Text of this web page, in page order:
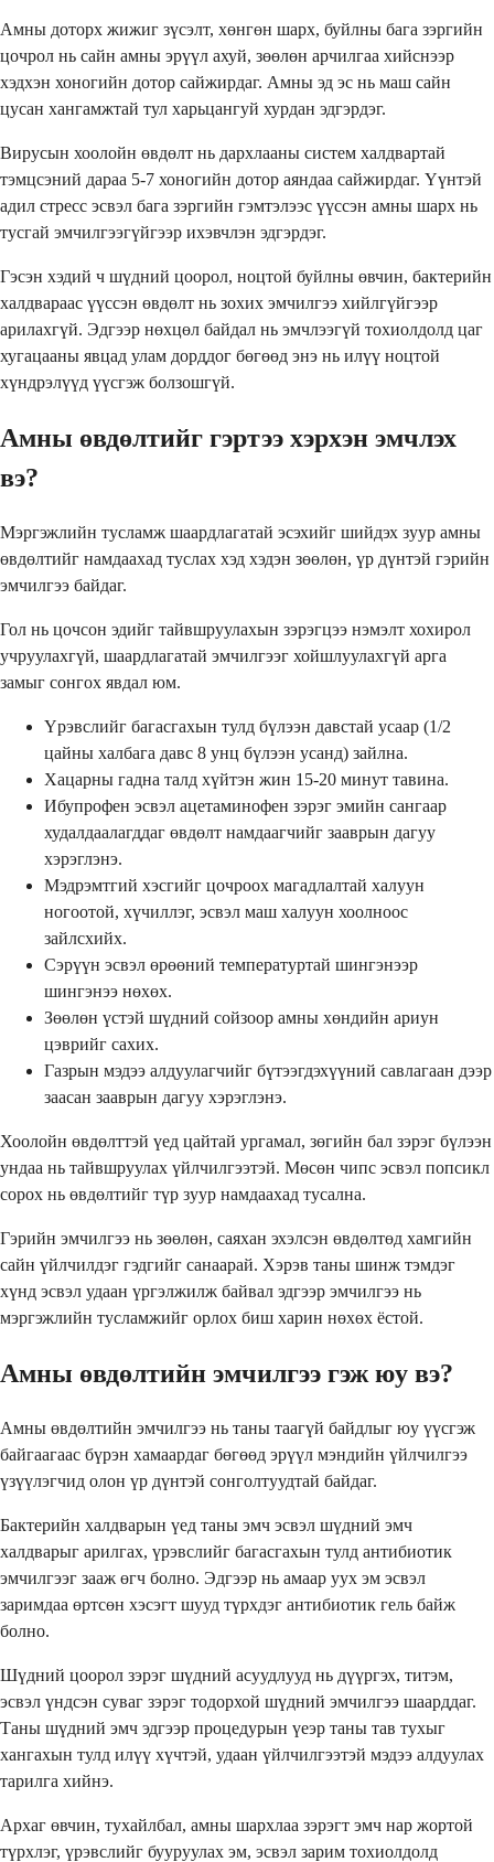
Амны доторх жижиг зүсэлт, хөнгөн шарх, буйлны бага зэргийн
цочрол нь сайн амны эрүүл ахуй, зөөлөн арчилгаа хийснээр
хэдхэн хоногийн дотор сайжирдаг. Амны эд эс нь маш сайн
цусан хангамжтай тул харьцангуй хурдан эдгэрдэг.
Вирусын хоолойн өвдөлт нь дархлааны систем халдвартай
тэмцсэний дараа 5-7 хоногийн дотор аяндаа сайжирдаг. Үүнтэй
адил стресс эсвэл бага зэргийн гэмтэлээс үүссэн амны шарх нь
тусгай эмчилгээгүйгээр ихэвчлэн эдгэрдэг.
Гэсэн хэдий ч шүдний цоорол, ноцтой буйлны өвчин, бактерийн
халдвараас үүссэн өвдөлт нь зохих эмчилгээ хийлгүйгээр
арилахгүй. Эдгээр нөхцөл байдал нь эмчлээгүй тохиолдолд цаг
хугацааны явцад улам дорддог бөгөөд энэ нь илүү ноцтой
хүндрэлүүд үүсгэж болзошгүй.
Амны өвдөлтийг гэртээ хэрхэн эмчлэх
вэ?
Мэргэжлийн тусламж шаардлагатай эсэхийг шийдэх зуур амны
өвдөлтийг намдаахад туслах хэд хэдэн зөөлөн, үр дүнтэй гэрийн
эмчилгээ байдаг.
Гол нь цочсон эдийг тайвшруулахын зэрэгцээ нэмэлт хохирол
учруулахгүй, шаардлагатай эмчилгээг хойшлуулахгүй арга
замыг сонгох явдал юм.
Үрэвслийг багасгахын тулд бүлээн давстай усаар (1/2
цайны халбага давс 8 унц бүлээн усанд) зайлна.
Хацарны гадна талд хүйтэн жин 15-20 минут тавина.
Ибупрофен эсвэл ацетаминофен зэрэг эмийн сангаар
худалдаалагддаг өвдөлт намдаагчийг зааврын дагуу
хэрэглэнэ.
Мэдрэмтгий хэсгийг цочроох магадлалтай халуун
ногоотой, хүчиллэг, эсвэл маш халуун хоолноос
зайлсхийх.
Сэрүүн эсвэл өрөөний температуртай шингэнээр
шингэнээ нөхөх.
Зөөлөн үстэй шүдний сойзоор амны хөндийн ариун
цэврийг сахих.
Газрын мэдээ алдуулагчийг бүтээгдэхүүний савлагаан дээр
заасан зааврын дагуу хэрэглэнэ.
Хоолойн өвдөлттэй үед цайтай ургамал, зөгийн бал зэрэг бүлээн
ундаа нь тайвшруулах үйлчилгээтэй. Мөсөн чипс эсвэл попсикл
сорох нь өвдөлтийг түр зуур намдаахад тусална.
Гэрийн эмчилгээ нь зөөлөн, саяхан эхэлсэн өвдөлтөд хамгийн
сайн үйлчилдэг гэдгийг санаарай. Хэрэв таны шинж тэмдэг
хүнд эсвэл удаан үргэлжилж байвал эдгээр эмчилгээ нь
мэргэжлийн тусламжийг орлох биш харин нөхөх ёстой.
Амны өвдөлтийн эмчилгээ гэж юу вэ?
Амны өвдөлтийн эмчилгээ нь таны таагүй байдлыг юу үүсгэж
байгаагаас бүрэн хамаардаг бөгөөд эрүүл мэндийн үйлчилгээ
үзүүлэгчид олон үр дүнтэй сонголтуудтай байдаг.
Бактерийн халдварын үед таны эмч эсвэл шүдний эмч
халдварыг арилгах, үрэвслийг багасгахын тулд антибиотик
эмчилгээг зааж өгч болно. Эдгээр нь амаар уух эм эсвэл
заримдаа өртсөн хэсэгт шууд түрхдэг антибиотик гель байж
болно.
Шүдний цоорол зэрэг шүдний асуудлууд нь дүүргэх, титэм,
эсвэл үндсэн суваг зэрэг тодорхой шүдний эмчилгээ шаарддаг.
Таны шүдний эмч эдгээр процедурын үеэр таны тав тухыг
хангахын тулд илүү хүчтэй, удаан үйлчилгээтэй мэдээ алдуулах
тарилга хийнэ.
Архаг өвчин, тухайлбал, амны шархлаа зэрэгт эмч нар жортой
түрхлэг, үрэвслийг бууруулах эм, эсвэл зарим тохиолдолд